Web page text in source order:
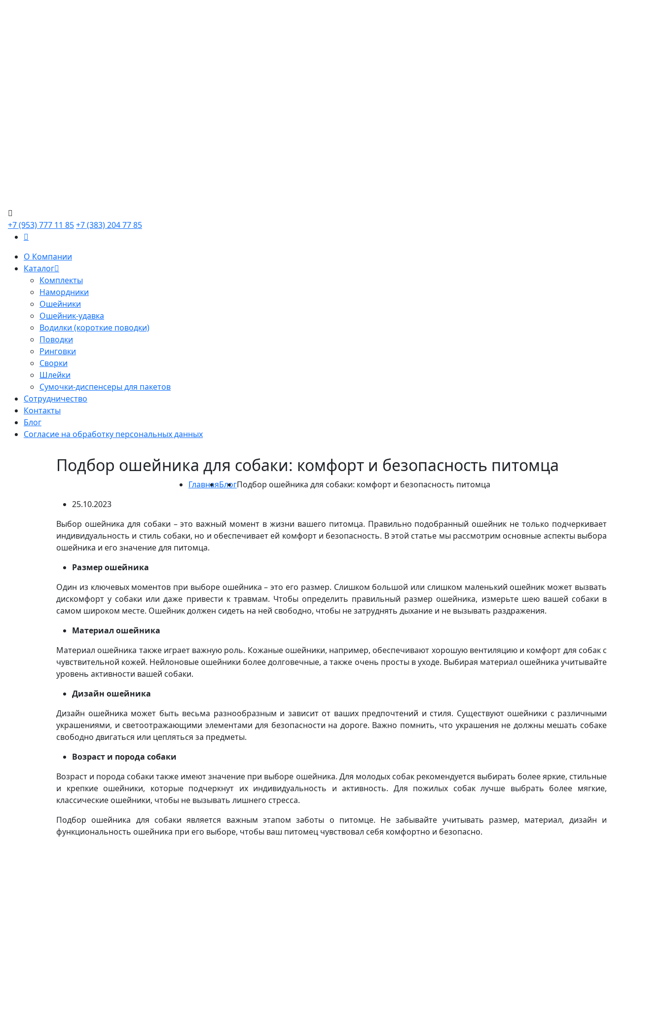
+7 (953) 777 11 85+7 (383) 204 77 85
О Компании
Каталог
Комплекты
Намордники
Ошейники
Ошейник-удавка
Водилки (короткие поводки)
Поводки
Ринговки
Сворки
Шлейки
Сумочки-диспенсеры для пакетов
Сотрудничество
Контакты
Блог
Согласие на обработку персональных данных
Подбор ошейника для собаки: комфорт и безопасность питомца
ГлавнаяБлогПодбор ошейника для собаки: комфорт и безопасность питомца
25.10.2023
Выбор ошейника для собаки – это важный момент в жизни вашего питомца. Правильно подобранный ошейник не только подчеркивает
индивидуальность и стиль собаки, но и обеспечивает ей комфорт и безопасность. В этой статье мы рассмотрим основные аспекты выбора
ошейника и его значение для питомца.
Размер ошейника
Один из ключевых моментов при выборе ошейника – это его размер. Слишком большой или слишком маленький ошейник может вызвать
дискомфорт у собаки или даже привести к травмам. Чтобы определить правильный размер ошейника, измерьте шею вашей собаки в
самом широком месте. Ошейник должен сидеть на ней свободно, чтобы не затруднять дыхание и не вызывать раздражения.
Материал ошейника
Материал ошейника также играет важную роль. Кожаные ошейники, например, обеспечивают хорошую вентиляцию и комфорт для собак с
чувствительной кожей. Нейлоновые ошейники более долговечные, а также очень просты в уходе. Выбирая материал ошейника учитывайте
уровень активности вашей собаки.
Дизайн ошейника
Дизайн ошейника может быть весьма разнообразным и зависит от ваших предпочтений и стиля. Существуют ошейники с различными
украшениями, и светоотражающими элементами для безопасности на дороге. Важно помнить, что украшения не должны мешать собаке
свободно двигаться или цепляться за предметы.
Возраст и порода собаки
Возраст и порода собаки также имеют значение при выборе ошейника. Для молодых собак рекомендуется выбирать более яркие, стильные
и крепкие ошейники, которые подчеркнут их индивидуальность и активность. Для пожилых собак лучше выбрать более мягкие,
классические ошейники, чтобы не вызывать лишнего стресса.
Подбор ошейника для собаки является важным этапом заботы о питомце. Не забывайте учитывать размер, материал, дизайн и
функциональность ошейника при его выборе, чтобы ваш питомец чувствовал себя комфортно и безопасно.